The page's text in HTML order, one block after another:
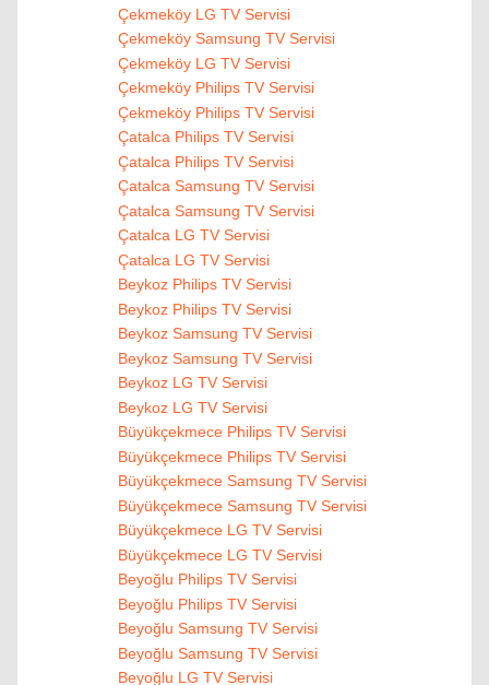
Çekmeköy LG TV Servisi
Çekmeköy Samsung TV Servisi
Çekmeköy LG TV Servisi
Çekmeköy Philips TV Servisi
Çekmeköy Philips TV Servisi
Çatalca Philips TV Servisi
Çatalca Philips TV Servisi
Çatalca Samsung TV Servisi
Çatalca Samsung TV Servisi
Çatalca LG TV Servisi
Çatalca LG TV Servisi
Beykoz Philips TV Servisi
Beykoz Philips TV Servisi
Beykoz Samsung TV Servisi
Beykoz Samsung TV Servisi
Beykoz LG TV Servisi
Beykoz LG TV Servisi
Büyükçekmece Philips TV Servisi
Büyükçekmece Philips TV Servisi
Büyükçekmece Samsung TV Servisi
Büyükçekmece Samsung TV Servisi
Büyükçekmece LG TV Servisi
Büyükçekmece LG TV Servisi
Beyoğlu Philips TV Servisi
Beyoğlu Philips TV Servisi
Beyoğlu Samsung TV Servisi
Beyoğlu Samsung TV Servisi
Beyoğlu LG TV Servisi